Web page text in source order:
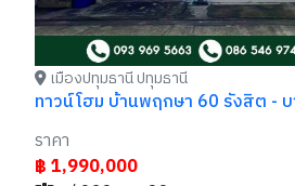
เมืองปทุมธานี ปทุมธานี
ทาวน์โฮม บ้านพฤกษา 60 รังสิต -
ราคา
฿ 1,990,000